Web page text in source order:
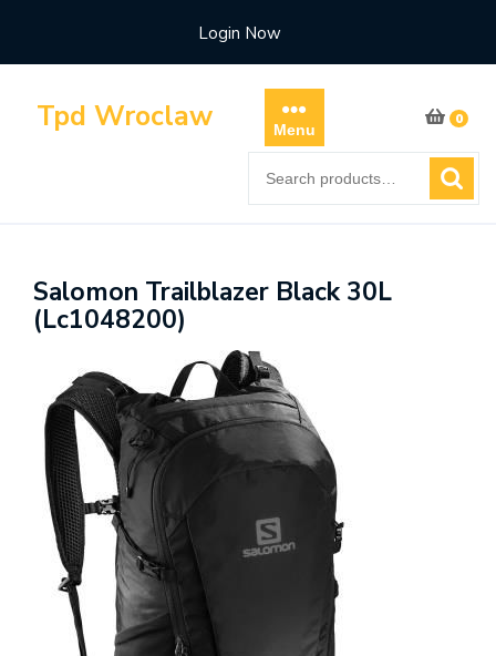
content
Login Now
Tpd Wroclaw Menu
0
for:
Salomon Trailblazer Black 30L
(Lc1048200)